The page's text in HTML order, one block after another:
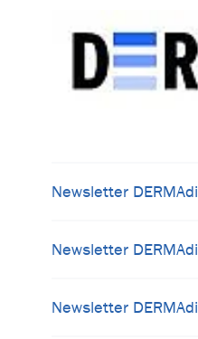
Newsletter
Newsletter
Newsletter